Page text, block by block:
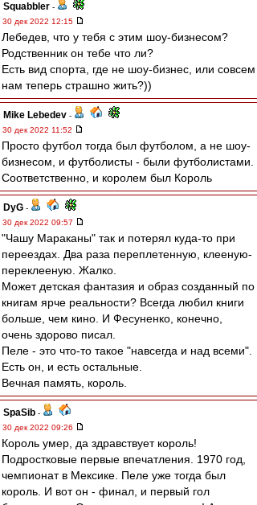
Squabbler -
30 дек 2022 12:15
Лебедев, что у тебя с этим шоу-бизнесом?
Родственник он тебе что ли?
Есть вид спорта, где не шоу-бизнес, или совсем
нам теперь страшно жить?))
Mike Lebedev -
30 дек 2022 11:52
Просто футбол тогда был футболом, а не шоу-
бизнесом, и футболисты - были футболистами.
Соответственно, и королем был Король
DyG -
30 дек 2022 09:57
"Чашу Мараканы" так и потерял куда-то при
переездах. Два раза переплетенную, клееную-
переклееную. Жалко.
Может детская фантазия и образ созданный по
книгам ярче реальности? Всегда любил книги
больше, чем кино. И Фесуненко, конечно,
очень здорово писал.
Пеле - это что-то такое "навсегда и над всеми".
Есть он, и есть остальные.
Вечная память, король.
SpaSib -
30 дек 2022 09:26
Король умер, да здравствует король!
Подростковые первые впечатления. 1970 год,
чемпионат в Мексике. Пеле уже тогда был
король. И вот он - финал, и первый гол